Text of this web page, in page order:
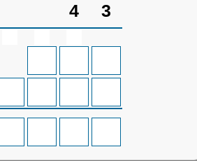
4 3